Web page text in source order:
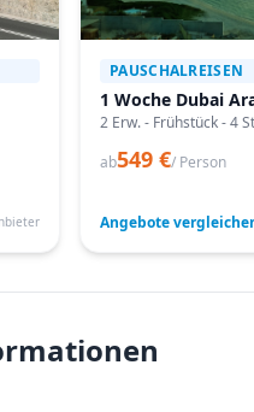
PAUSCHALREISEN
1 Woche Dubai
2 Erw. - Frühstück - 4
ab549 €/ Person
Angebote